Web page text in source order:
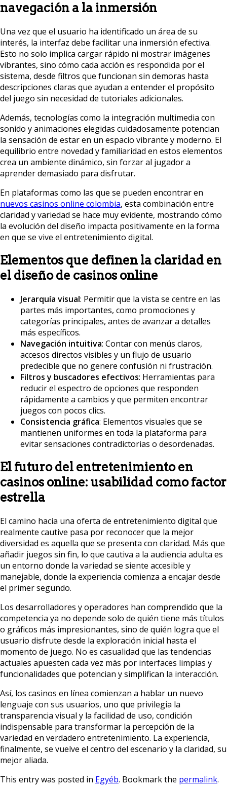
navegación a la inmersión
Una vez que el usuario ha identificado un área de su
interés, la interfaz debe facilitar una inmersión efectiva.
Esto no solo implica cargar rápido ni mostrar imágenes
vibrantes, sino cómo cada acción es respondida por el
sistema, desde filtros que funcionan sin demoras hasta
descripciones claras que ayudan a entender el propósito
del juego sin necesidad de tutoriales adicionales.
Además, tecnologías como la integración multimedia con
sonido y animaciones elegidas cuidadosamente potencian
la sensación de estar en un espacio vibrante y moderno. El
equilibrio entre novedad y familiaridad en estos elementos
crea un ambiente dinámico, sin forzar al jugador a
aprender demasiado para disfrutar.
En plataformas como las que se pueden encontrar en
nuevos casinos online colombia, esta combinación entre
claridad y variedad se hace muy evidente, mostrando cómo
la evolución del diseño impacta positivamente en la forma
en que se vive el entretenimiento digital.
Elementos que definen la claridad en
el diseño de casinos online
Jerarquía visual: Permitir que la vista se centre en las
partes más importantes, como promociones y
categorías principales, antes de avanzar a detalles
más específicos.
Navegación intuitiva: Contar con menús claros,
accesos directos visibles y un flujo de usuario
predecible que no genere confusión ni frustración.
Filtros y buscadores efectivos: Herramientas para
reducir el espectro de opciones que responden
rápidamente a cambios y que permiten encontrar
juegos con pocos clics.
Consistencia gráfica: Elementos visuales que se
mantienen uniformes en toda la plataforma para
evitar sensaciones contradictorias o desordenadas.
El futuro del entretenimiento en
casinos online: usabilidad como factor
estrella
El camino hacia una oferta de entretenimiento digital que
realmente cautive pasa por reconocer que la mejor
diversidad es aquella que se presenta con claridad. Más que
añadir juegos sin fin, lo que cautiva a la audiencia adulta es
un entorno donde la variedad se siente accesible y
manejable, donde la experiencia comienza a encajar desde
el primer segundo.
Los desarrolladores y operadores han comprendido que la
competencia ya no depende solo de quién tiene más títulos
o gráficos más impresionantes, sino de quién logra que el
usuario disfrute desde la exploración inicial hasta el
momento de juego. No es casualidad que las tendencias
actuales apuesten cada vez más por interfaces limpias y
funcionalidades que potencian y simplifican la interacción.
Así, los casinos en línea comienzan a hablar un nuevo
lenguaje con sus usuarios, uno que privilegia la
transparencia visual y la facilidad de uso, condición
indispensable para transformar la percepción de la
variedad en verdadero entretenimiento. La experiencia,
finalmente, se vuelve el centro del escenario y la claridad, su
mejor aliada.
This entry was posted in Egyéb. Bookmark the permalink.